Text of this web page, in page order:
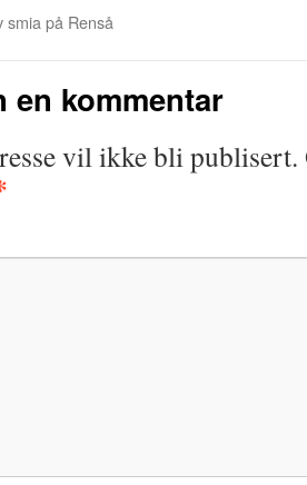
smia på Renså
en kommentar
vil ikke bli publisert.